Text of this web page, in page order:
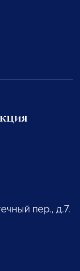
пер., д.7.